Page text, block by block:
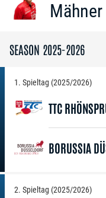
Mähner
SEASON 2025-2026
1. Spieltag (2025/2026)
TTC
BORUSSIA
2. Spieltag (2025/2026)